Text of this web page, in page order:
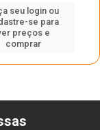
seu login ou
se para
preços e
comprar